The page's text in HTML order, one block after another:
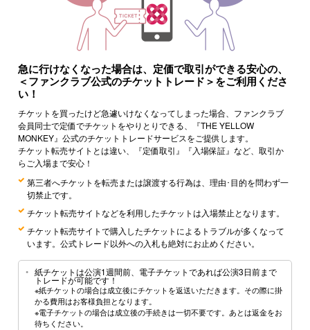
急に行けなくなった場合は、定価で取引ができる安心の、
＜ファンクラブ公式のチケットトレード＞をご利用くださ
い！
チケットを買ったけど急遽いけなくなってしまった場合、ファンクラブ
会員同士で定価でチケットをやりとりできる、『THE YELLOW
MONKEY』公式のチケットトレードサービスをご提供します。
チケット転売サイトとは違い、『定価取引』『入場保証』など、取引か
らご入場まで安心！
第三者へチケットを転売または譲渡する行為は、理由･目的を問わず一
切禁止です。
チケット転売サイトなどを利用したチケットは入場禁止となります。
チケット転売サイトで購入したチケットによるトラブルが多くなって
います。公式トレード以外への入札も絶対にお止めください。
紙チケットは公演1週間前、電子チケットであれば公演3日前まで
トレードが可能です！
※紙チケットの場合は成立後にチケットを返送いただきます。その際に掛
かる費用はお客様負担となります。
※電子チケットの場合は成立後の手続きは一切不要です。あとは返金をお
待ちください。